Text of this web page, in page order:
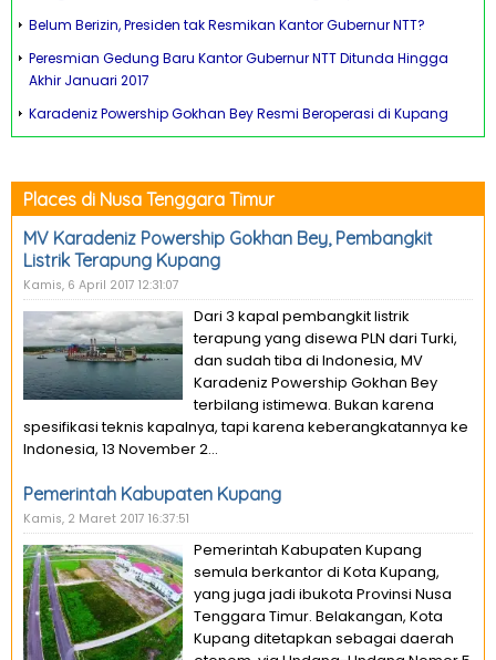
Belum Berizin, Presiden tak Resmikan Kantor Gubernur NTT?
Peresmian Gedung Baru Kantor Gubernur NTT Ditunda Hingga
Akhir Januari 2017
Karadeniz Powership Gokhan Bey Resmi Beroperasi di Kupang
Places di Nusa Tenggara Timur
MV Karadeniz Powership Gokhan Bey, Pembangkit
Listrik Terapung Kupang
Kamis, 6 April 2017 12:31:07
Dari 3 kapal pembangkit listrik
terapung yang disewa PLN dari Turki,
dan sudah tiba di Indonesia, MV
Karadeniz Powership Gokhan Bey
terbilang istimewa. Bukan karena
spesifikasi teknis kapalnya, tapi karena keberangkatannya ke
Indonesia, 13 November 2...
Pemerintah Kabupaten Kupang
Kamis, 2 Maret 2017 16:37:51
Pemerintah Kabupaten Kupang
semula berkantor di Kota Kupang,
yang juga jadi ibukota Provinsi Nusa
Tenggara Timur. Belakangan, Kota
Kupang ditetapkan sebagai daerah